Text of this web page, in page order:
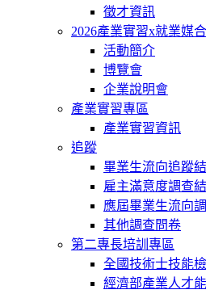
徵才資訊
2026產業實習x就業媒
活動簡介
博覽會
企業說明會
產業實習專區
產業實習資訊
追蹤
畢業生流向追蹤
雇主滿意度調查
應屆畢業生流向
其他調查問卷
第二專長培訓專區
全國技術士技能
經濟部產業人才